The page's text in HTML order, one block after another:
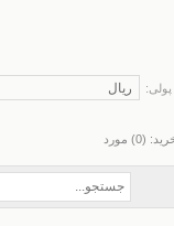
پولی:
(
0) مورد